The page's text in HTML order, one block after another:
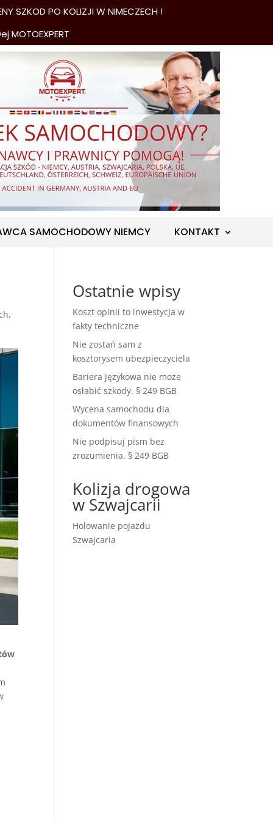
PO KOLIZJI W NIMECZECH !
SAMOCHODOWY NIEMCY KONTAKT
,
Ostatnie wpisy
Koszt opinii to inwestycja w
fakty techniczne
Nie zostań sam z
kosztorysem ubezpieczyciela
Bariera językowa nie może
osłabić szkody. § 249 BGB
Wycena samochodu dla
dokumentów finansowych
Nie podpisuj pism bez
zrozumienia. § 249 BGB
Kolizja drogowa
w Szwajcarii
Holowanie pojazdu
Szwajcaria